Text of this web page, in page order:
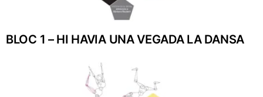
BLOC 1 – HI HAVIA UNA VEGADA LA DANSA